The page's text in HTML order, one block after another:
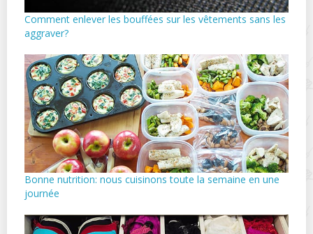
Comment enlever les bouffées sur les vêtements sans les
aggraver?
Bonne nutrition: nous cuisinons toute la semaine en une
journée